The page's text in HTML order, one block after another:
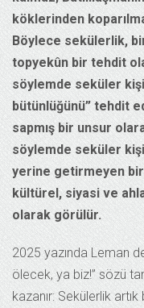
köklerinden
Böylece sekülerlik,
topyekûn bir tehdit
söylemde seküler
bütünlüğünü” tehdit
sapmış bir unsur
söylemde seküler
yerine getirmeyen biri
kültürel, siyasi ve
olarak görülür.
2025 yazında Leman
ölecek, ya biz!” sözü
kazanır: Sekülerlik